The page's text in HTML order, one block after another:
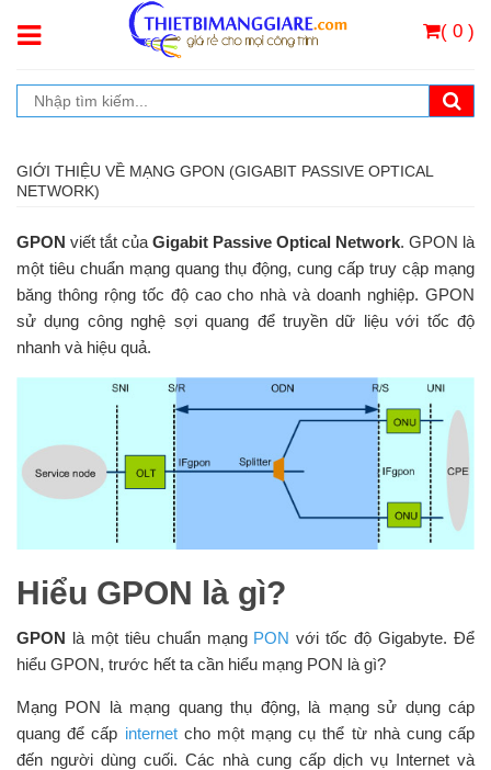
( 0 )
GIỚI THIỆU VỀ MẠNG GPON (GIGABIT PASSIVE OPTICAL
NETWORK)
GPON viết tắt của Gigabit Passive Optical Network. GPON là
một tiêu chuẩn mạng quang thụ động, cung cấp truy cập mạng
băng thông rộng tốc độ cao cho nhà và doanh nghiệp. GPON
sử dụng công nghệ sợi quang để truyền dữ liệu với tốc độ
nhanh và hiệu quả.
Hiểu GPON là gì?
GPON là một tiêu chuẩn mạng PON với tốc độ Gigabyte. Để
hiểu GPON, trước hết ta cần hiểu mạng PON là gì?
Mạng PON là mạng quang thụ động, là mạng sử dụng cáp
quang để cấp internetcho một mạng cụ thể từ nhà cung cấp
đến người dùng cuối. Các nhà cung cấp dịch vụ Internet và